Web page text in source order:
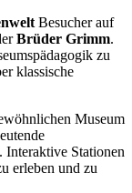
Besucher auf
Brüder Grimm.
zu
klassische
Museum
Interaktive Stationen
erleben und zu